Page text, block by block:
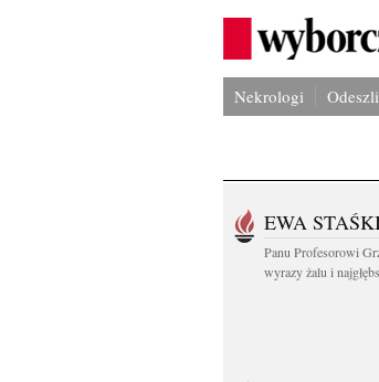
Nekrologi Odeszli
EWA
Panu Profesorowi
wyrazy żalu i